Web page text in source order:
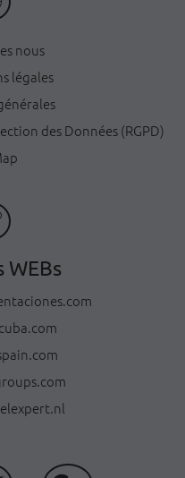
nous
légales
des Données (RGPD)
WEBs